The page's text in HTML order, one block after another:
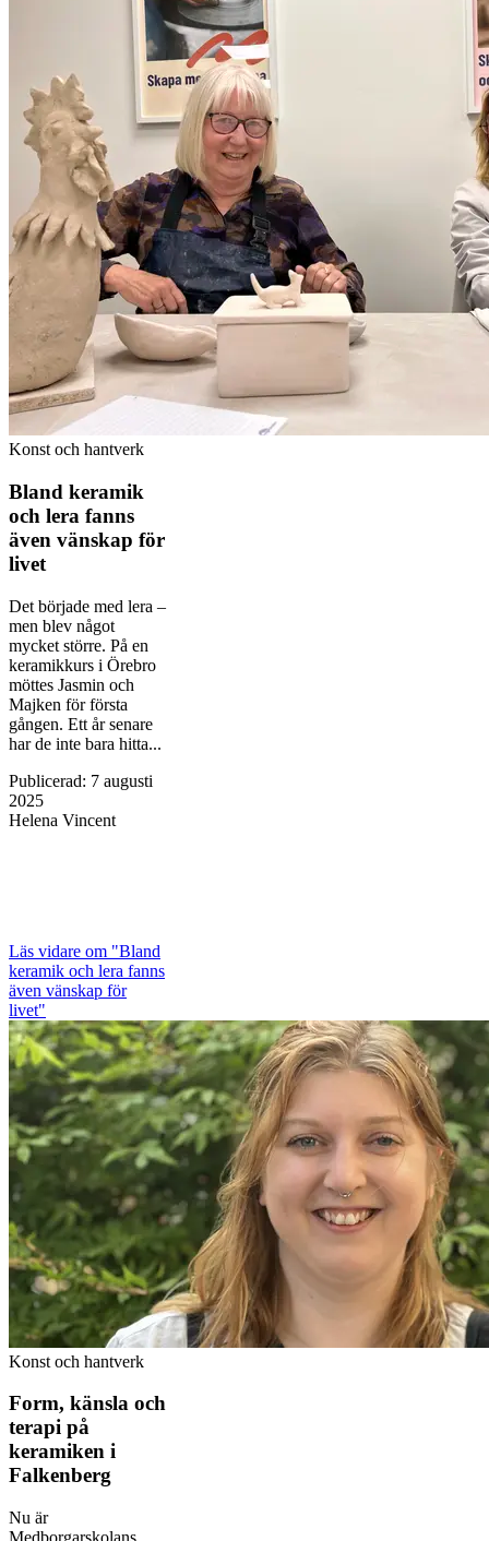
Konst och hantverk
Bland keramik
och lera fanns
även vänskap för
livet
Det började med lera –
men blev något
mycket större. På en
keramikkurs i Örebro
möttes Jasmin och
Majken för första
gången. Ett år senare
har de inte bara hitta...
Publicerad: 7 augusti
2025
Helena Vincent
Läs vidare om "Bland
keramik och lera fanns
även vänskap för
livet"
Konst och hantverk
Form, känsla och
terapi på
keramiken i
Falkenberg
Nu är
Medborgarskolans